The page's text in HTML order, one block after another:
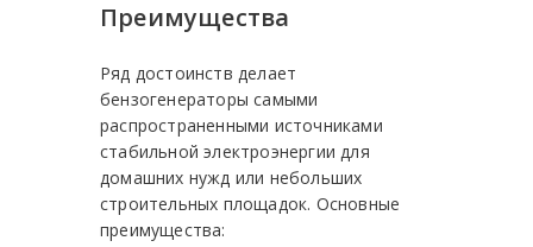
Преимущества
Ряд достоинств делает
бензогенераторы самыми
распространенными источниками
стабильной электроэнергии для
домашних нужд или небольших
строительных площадок. Основные
преимущества: